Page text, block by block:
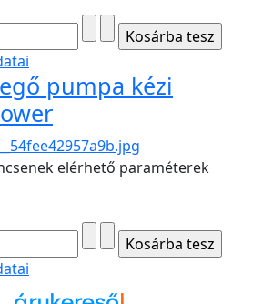
pumpa kézi
elérhető paraméterek